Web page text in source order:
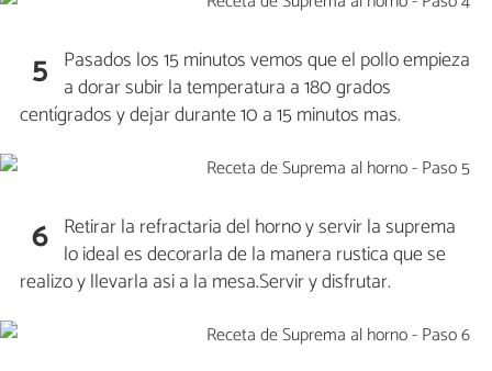
5 Pasados los 15 minutos vemos que el pollo empieza
a dorar subir la temperatura a 180 grados
centígrados y dejar durante 10 a 15 minutos mas.
6 Retirar la refractaria del horno y servir la suprema
lo ideal es decorarla de la manera rustica que se
realizo y llevarla asi a la mesa.Servir y disfrutar.